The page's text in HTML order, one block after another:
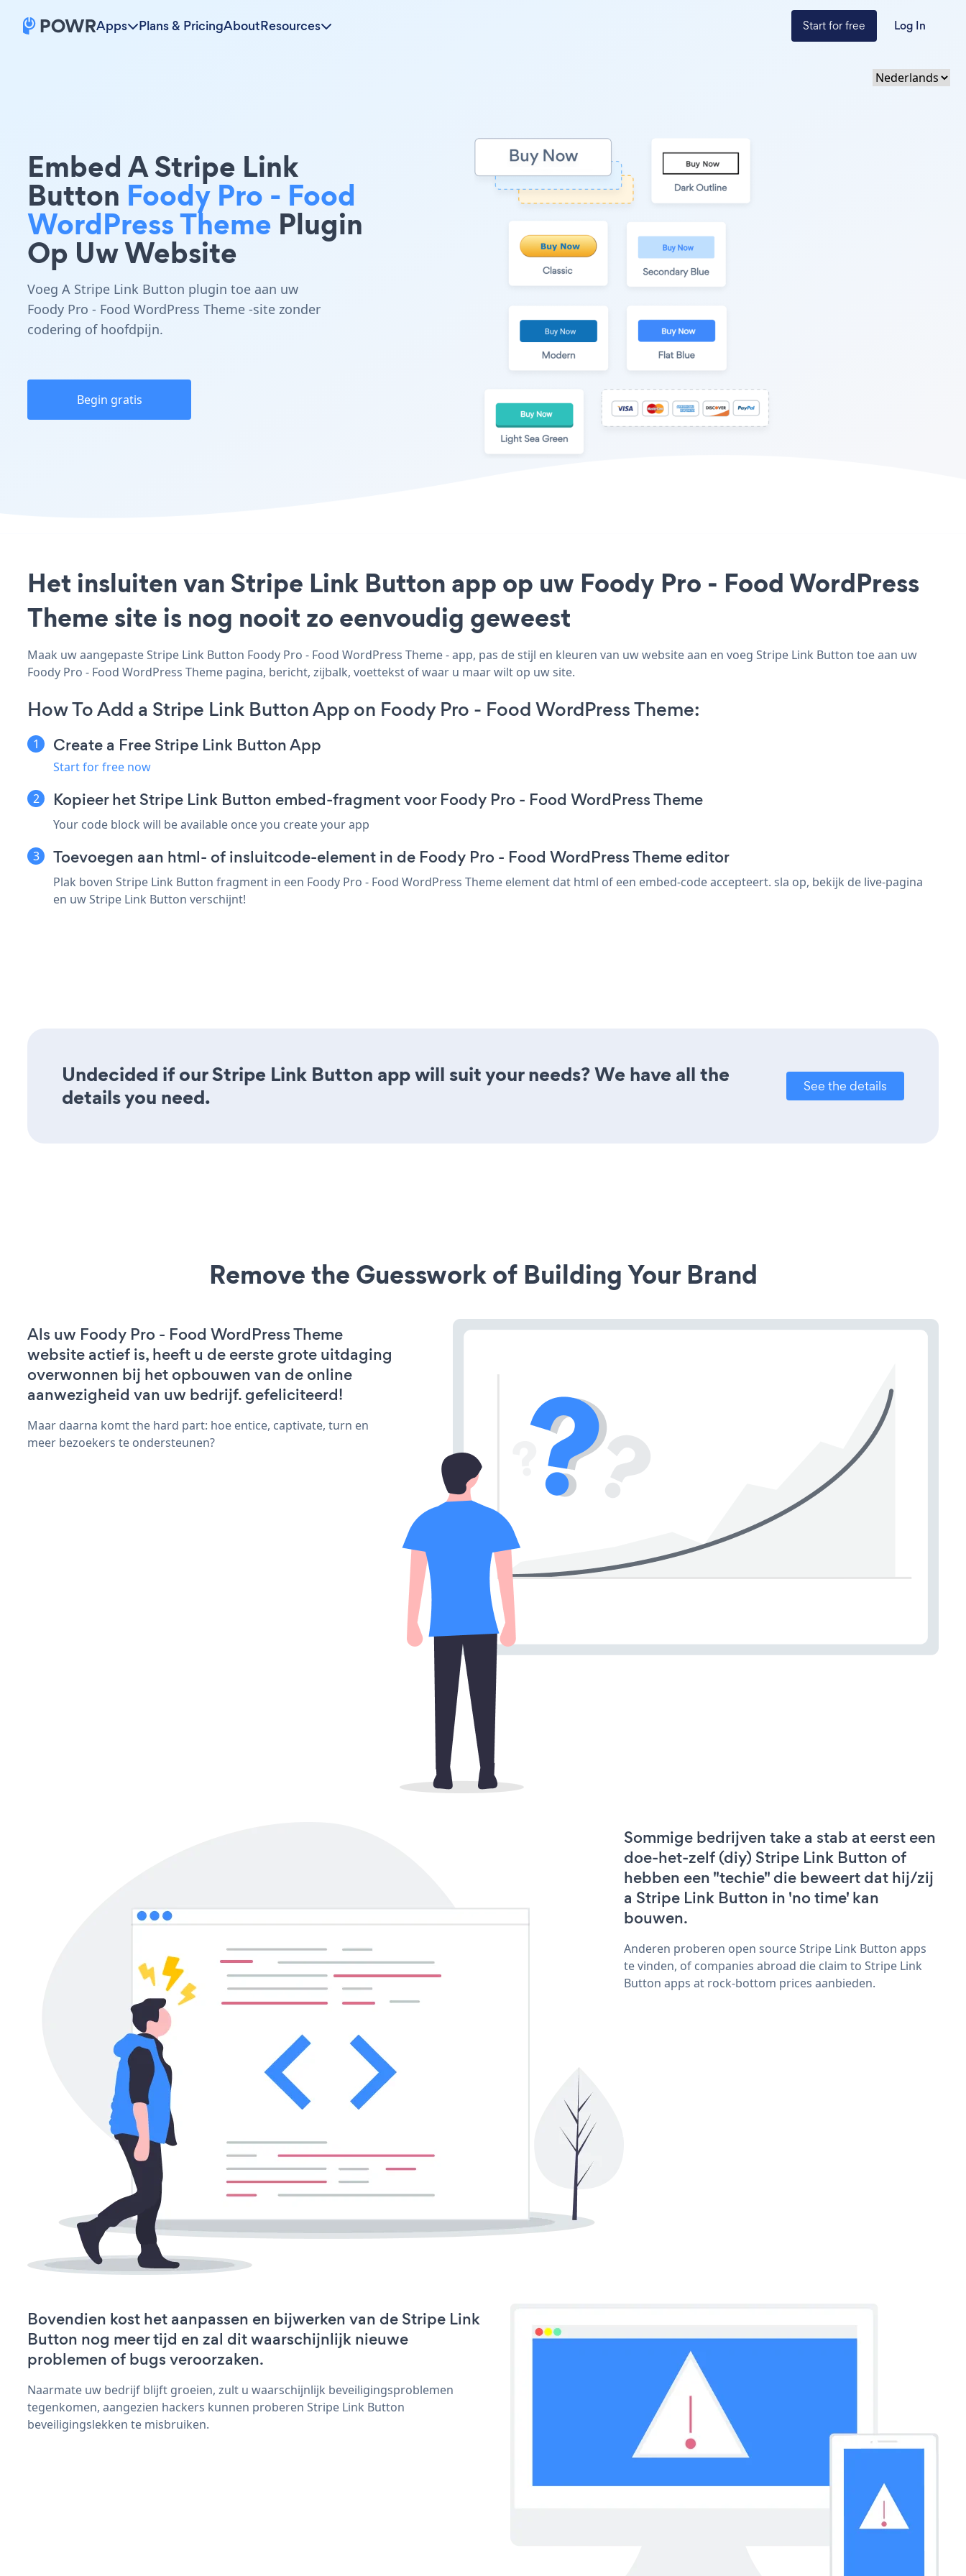
Apps Plans & PricingAboutResources Start for free Log In
Embed A Stripe Link
Button Foody Pro - Food
WordPress Theme Plugin
Op Uw Website
Voeg A Stripe Link Button plugin toe aan uw
Foody Pro - Food WordPress Theme -site zonder
codering of hoofdpijn.
Begin gratis
Het insluiten van Stripe Link Button app op uw Foody Pro - Food WordPress
Theme site is nog nooit zo eenvoudig geweest
Maak uw aangepaste Stripe Link Button Foody Pro - Food WordPress Theme - app, pas de stijl en kleuren van uw website aan en voeg Stripe Link Button toe aan uw
Foody Pro - Food WordPress Theme pagina, bericht, zijbalk, voettekst of waar u maar wilt op uw site.
How To Add a Stripe Link Button App on Foody Pro - Food WordPress Theme:
Create a Free Stripe Link Button App
Start for free now
Kopieer het Stripe Link Button embed-fragment voor Foody Pro - Food WordPress Theme
Your code block will be available once you create your app
Toevoegen aan html- of insluitcode-element in de Foody Pro - Food WordPress Theme editor
Plak boven Stripe Link Button fragment in een Foody Pro - Food WordPress Theme element dat html of een embed-code accepteert. sla op, bekijk de live-pagina
en uw Stripe Link Button verschijnt!
Undecided if our Stripe Link Button app will suit your needs? We have all the
details you need.
See the details
Remove the Guesswork of Building Your Brand
Als uw Foody Pro - Food WordPress Theme
website actief is, heeft u de eerste grote uitdaging
overwonnen bij het opbouwen van de online
aanwezigheid van uw bedrijf. gefeliciteerd!
Maar daarna komt the hard part: hoe entice, captivate, turn en
meer bezoekers te ondersteunen?
Sommige bedrijven take a stab at eerst een
doe-het-zelf (diy) Stripe Link Button of
hebben een "techie" die beweert dat hij/zij
a Stripe Link Button in 'no time' kan
bouwen.
Anderen proberen open source Stripe Link Button apps
te vinden, of companies abroad die claim to Stripe Link
Button apps at rock-bottom prices aanbieden.
Bovendien kost het aanpassen en bijwerken van de Stripe Link
Button nog meer tijd en zal dit waarschijnlijk nieuwe
problemen of bugs veroorzaken.
Naarmate uw bedrijf blijft groeien, zult u waarschijnlijk beveiligingsproblemen
tegenkomen, aangezien hackers kunnen proberen Stripe Link Button
beveiligingslekken te misbruiken.